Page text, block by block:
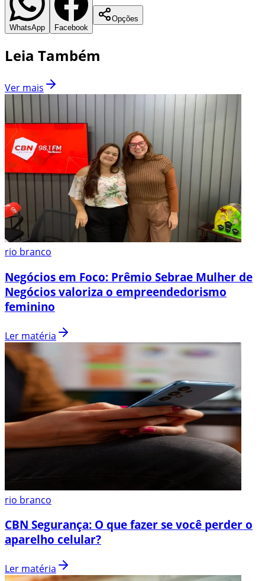
WhatsApp Facebook
Opções
Leia Também
Ver mais
rio branco
Negócios em Foco: Prêmio Sebrae Mulher de
Negócios valoriza o empreendedorismo
feminino
Ler matéria
rio branco
CBN Segurança: O que fazer se você perder o
aparelho celular?
Ler matéria